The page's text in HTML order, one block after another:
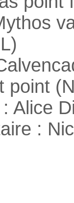
point
Alice
: